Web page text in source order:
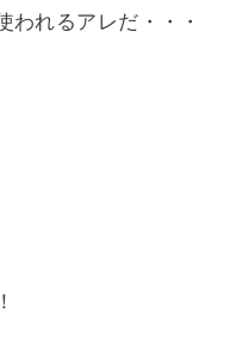
われるアレだ・・・